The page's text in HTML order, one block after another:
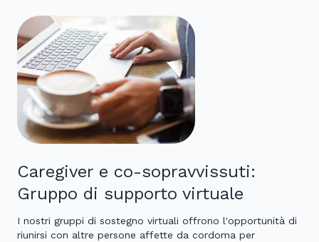
Caregiver e co-sopravvissuti:
Gruppo di supporto virtuale
I nostri gruppi di sostegno virtuali offrono l'opportunità di
riunirsi con altre persone affette da cordoma per